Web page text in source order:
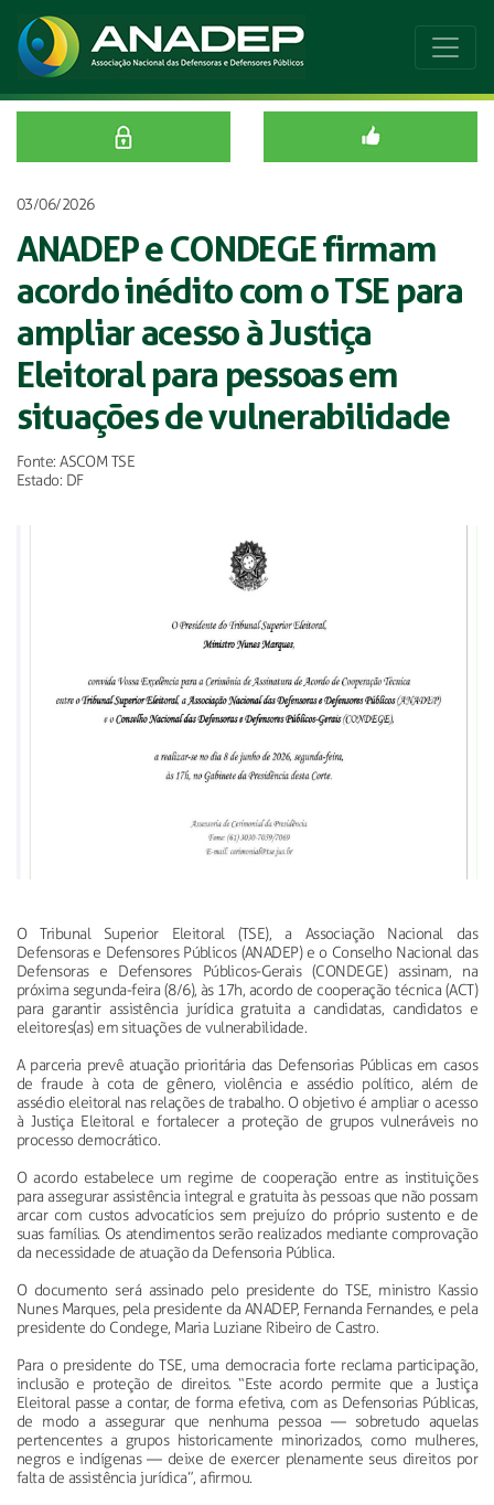
03/06/2026
ANADEP e CONDEGE firmam
acordo inédito com o TSE para
ampliar acesso à Justiça
Eleitoral para pessoas em
situações de vulnerabilidade
Fonte: ASCOM TSE
Estado: DF
O Tribunal Superior Eleitoral (TSE), a Associação Nacional das
Defensoras e Defensores Públicos (ANADEP) e o Conselho Nacional das
Defensoras e Defensores Públicos-Gerais (CONDEGE) assinam, na
próxima segunda-feira (8/6), às 17h, acordo de cooperação técnica (ACT)
para garantir assistência jurídica gratuita a candidatas, candidatos e
eleitores(as) em situações de vulnerabilidade.
A parceria prevê atuação prioritária das Defensorias Públicas em casos
de fraude à cota de gênero, violência e assédio político, além de
assédio eleitoral nas relações de trabalho. O objetivo é ampliar o acesso
à Justiça Eleitoral e fortalecer a proteção de grupos vulneráveis no
processo democrático.
O acordo estabelece um regime de cooperação entre as instituições
para assegurar assistência integral e gratuita às pessoas que não possam
arcar com custos advocatícios sem prejuízo do próprio sustento e de
suas famílias. Os atendimentos serão realizados mediante comprovação
da necessidade de atuação da Defensoria Pública.
O documento será assinado pelo presidente do TSE, ministro Kassio
Nunes Marques, pela presidente da ANADEP, Fernanda Fernandes, e pela
presidente do Condege, Maria Luziane Ribeiro de Castro.
Para o presidente do TSE, uma democracia forte reclama participação,
inclusão e proteção de direitos. “Este acordo permite que a Justiça
Eleitoral passe a contar, de forma efetiva, com as Defensorias Públicas,
de modo a assegurar que nenhuma pessoa — sobretudo aquelas
pertencentes a grupos historicamente minorizados, como mulheres,
negros e indígenas — deixe de exercer plenamente seus direitos por
falta de assistência jurídica”, afirmou.